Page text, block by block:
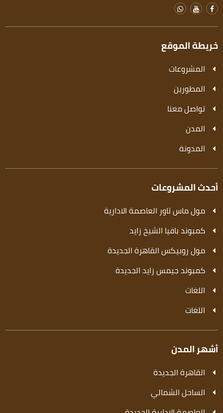
خريطة الموقع
المشروعات
المطورين
تواصل معنا
المدن
المدونة
أحدث المشروعات
مول ماس تاور العاصمة الادارية
كمبوند بافيا الشيخ زايد
مول روبيكس القاهرة الجديدة
كمبوند جيمس زايد الجديدة
اللغات
اللغات
أشهر المدن
القاهرة الجديدة
الساحل الشمالي